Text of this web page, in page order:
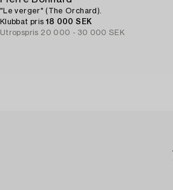
"Le verger" (The Orchard).
Klubbat pris 18 000 SEK
Utropspris 20 000 - 30 000 SEK